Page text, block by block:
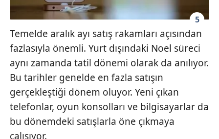
5
Temelde aralık ayı satış rakamları açısından
fazlasıyla önemli. Yurt dışındaki Noel süreci
aynı zamanda tatil dönemi olarak da anılıyor.
Bu tarihler genelde en fazla satışın
gerçekleştiği dönem oluyor. Yeni çıkan
telefonlar, oyun konsolları ve bilgisayarlar da
bu dönemdeki satışlarla öne çıkmaya
çalışıyor.